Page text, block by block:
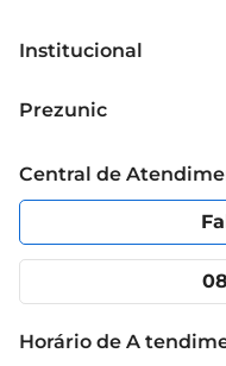
borbulhas e
pratos à base
Institucional
Grupo Cencosud
Política de Privacidade
Portal do fornecedor
Cencosud Media
Prezunic
Código de Ética
App Prezunic
Central de
Horário de A